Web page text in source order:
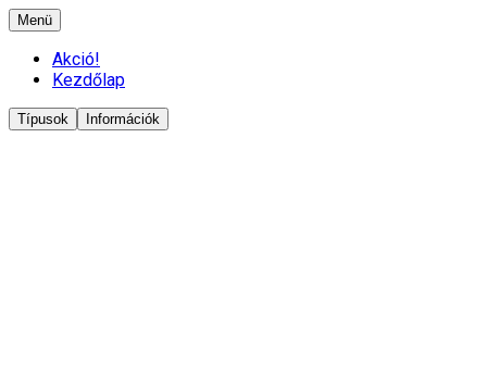
Menü
Akció!
Kezdőlap
Típusok Információk